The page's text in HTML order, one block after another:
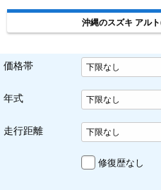
沖縄のスズキ アル
価格帯
年式
走行距離
修復歴なし